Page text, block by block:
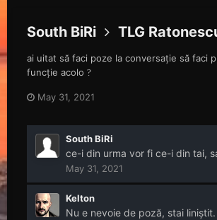
South BiRi TLG
ai uitat să faci poze la conversație să faci
funcție acolo ?
May 31, 2021
South BiRi
ce-i din urma vor fi ce-i din tai,
May 31, 2021
Kelton
Nu e nevoie de poză, stai liniștit.